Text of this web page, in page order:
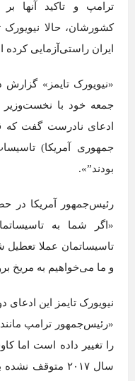
ترامپ و تاکید آنها بر
کشورشان، حالا نیویورک
ایران راستی‌آزمایی
«نیویورک تایمز»
جمعه خود با نخست‌وزیر
ادعای نادرست گفت که
جمهوری آمریکا)
بودند”».
رئیس‌جمهور آمریکا در
«اگر شما به
تاسیساتمان عملا تعطیل
و ما می‌خواهیم به مریخ
نیویورک تایمز این
«رئیس‌جمهور ترامپ
را تغییر داده است اما
سال ۲۰۱۷